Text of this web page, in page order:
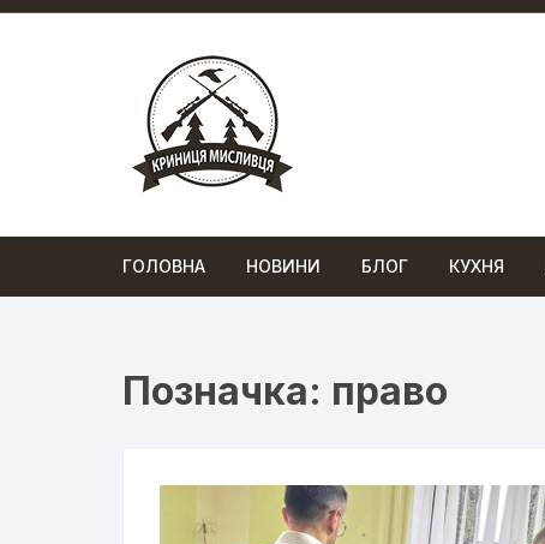
Перейти
ГОЛОВНА НОВИНИ БЛОГ КУХНЯ
Позначка: право